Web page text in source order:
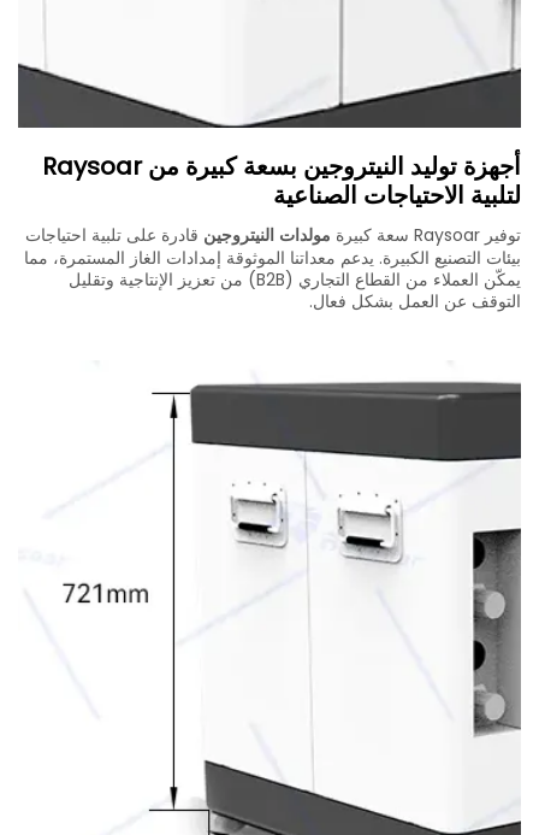
أجهزة توليد النيتروجين بسعة كبيرة من Raysoar
لتلبية الاحتياجات الصناعية
توفير Raysoar سعة كبيرة مولدات النيتروجين قادرة على تلبية احتياجات
بيئات التصنيع الكبيرة. يدعم معداتنا الموثوقة إمدادات الغاز المستمرة، مما
يمكّن العملاء من القطاع التجاري (B2B) من تعزيز الإنتاجية وتقليل
التوقف عن العمل بشكل فعال.